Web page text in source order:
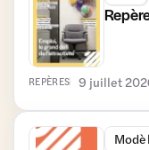
Vie des
sociétés
REPÈRES 9 juillet